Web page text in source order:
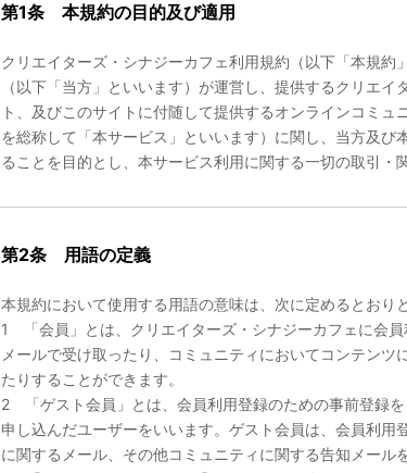
第1条 本規約の目的及び適用
クリエイターズ・シナジーカフェ利用規約（以下「本規約
（以下「当方」といいます）が運営し、提供するクリエ
ト、及びこのサイトに付随して提供するオンラインコミ
を総称して「本サービス」といいます）に関し、当方及び
ることを目的とし、本サービス利用に関する一切の取引・
第2条 用語の定義
本規約において使用する用語の意味は、次に定めるとおり
1 「会員」とは、クリエイターズ・シナジーカフェに会
メールで受け取ったり、コミュニティにおいてコンテンツ
たりすることができます。
2 「ゲスト会員」とは、会員利用登録のための事前登録
申し込んだユーザーをいいます。ゲスト会員は、会員利用
に関するメール、その他コミュニティに関する告知メール